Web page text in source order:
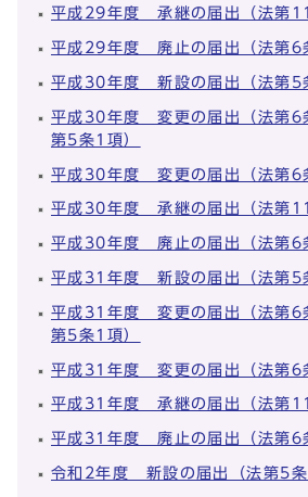
平成29年度 承継の届出（法第
平成29年度 廃止の届出（法第6
平成30年度 新設の届出（法第5
平成30年度 変更の届出（法第6
第5条1項）
平成30年度 変更の届出（法第6
平成30年度 承継の届出（法第
平成30年度 廃止の届出（法第6
平成31年度 新設の届出（法第5
平成31年度 変更の届出（法第6
第5条1項）
平成31年度 変更の届出（法第6
平成31年度 承継の届出（法第
平成31年度 廃止の届出（法第6
令和2年度 新設の届出（法第5条